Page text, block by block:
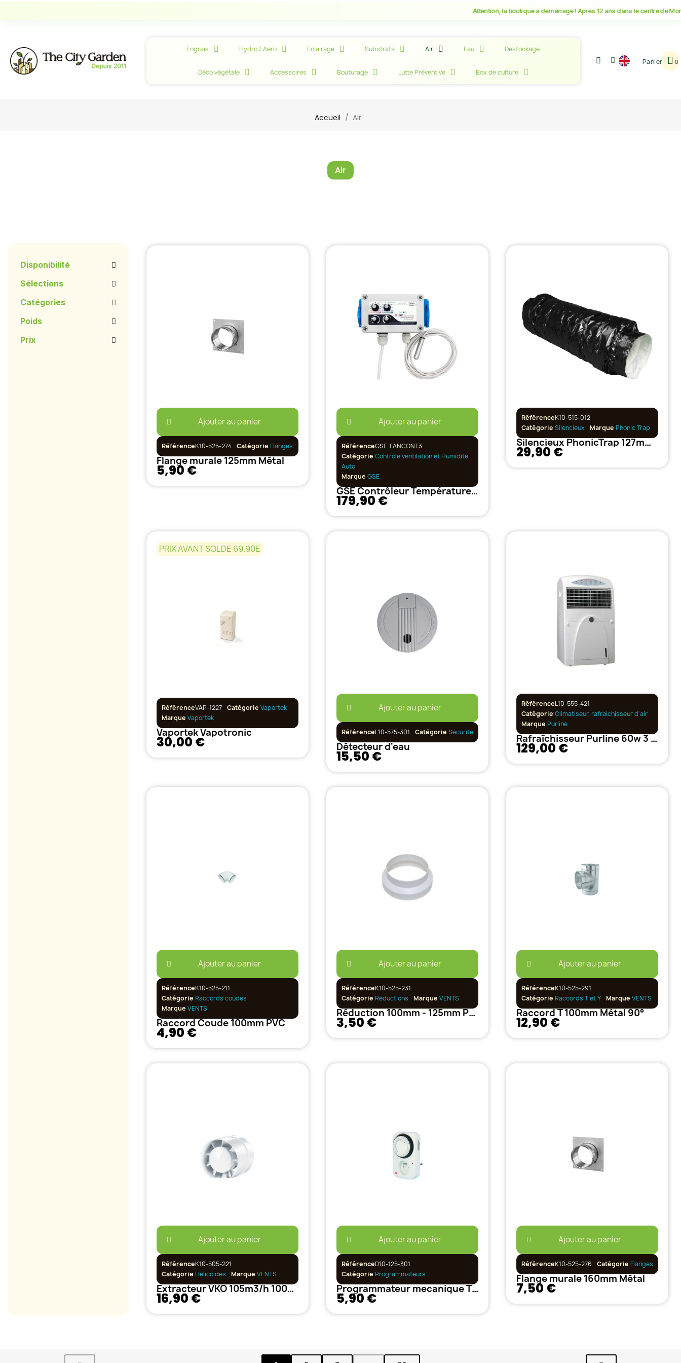
Attention, la boutique a déménagé ! Après 12 ans dans le centre de
Engrais Hydro / Aero Eclairage Substrats Air Eau Destockage
Déco végétale Accessoires Bouturage Lutte Préventive Box de culture
Panier
Accueil Air
Air
Disponibilité
Sélections
Catégories
Poids
Prix
Ajouter au panier
RéférenceK10-525-274 Catégorie Flanges
Flange murale 125mm Métal
5,90 €
Ajouter au panier
RéférenceGSE-FANCONT3
CatégorieContrôle ventilation et Humidité
Auto
Marque GSE
GSE Contrôleur Température, humidité, vitesse et pression 2A
179,90 €
RéférenceK10-515-012
CatégorieSilencieux Marque Phonic Trap
Silencieux PhonicTrap 127mm 50cm Souple
29,90 €
PRIX AVANT SOLDE 69.90E
RéférenceVAP-1227 Catégorie Vaportek
Marque Vaportek
Vaportek Vapotronic
30,00 €
Ajouter au panier
RéférenceL10-575-301 CatégorieSécurité
Détecteur d'eau
15,50 €
RéférenceL10-555-421
CatégorieClimatiseur, rafraichisseur d'air
Marque Purline
Rafraîchisseur Purline 60w 3 vitesse
129,00 €
Ajouter au panier
RéférenceK10-525-211
Catégorie Raccords coudes
Marque VENTS
Raccord Coude 100mm PVC
4,90 €
Ajouter au panier
RéférenceK10-525-231
CatégorieRéductions Marque VENTS
Réduction 100mm - 125mm PVC
3,50 €
Ajouter au panier
RéférenceK10-525-291
CatégorieRaccords T et Y Marque VENTS
Raccord T 100mm Métal 90°
12,90 €
Ajouter au panier
RéférenceK10-505-221
Catégorie Hélicoides Marque VENTS
Extracteur VKO 105m3/h 100mm
16,90 €
Ajouter au panier
RéférenceD10-125-301
CatégorieProgrammateurs
Programmateur mecanique TECH IT
5,90 €
Ajouter au panier
RéférenceK10-525-276 CatégorieFlanges
Flange murale 160mm Métal
7,50 €